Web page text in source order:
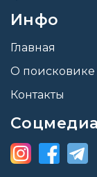
Инфо
Главная
О поисковике
Контакты
Соцмедиа